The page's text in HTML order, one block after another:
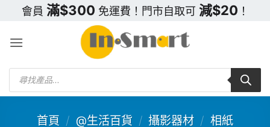
content
會員 滿$300 免運費！門市自取可 減$20 ！
Products
search
首頁 / @生活百貨 / 攝影器材 / 相紙